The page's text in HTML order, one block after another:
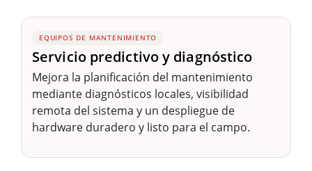
EQUIPOS DE MANTENIMIENTO
Servicio predictivo y diagnóstico
Mejora la planificación del mantenimiento
mediante diagnósticos locales, visibilidad
remota del sistema y un despliegue de
hardware duradero y listo para el campo.